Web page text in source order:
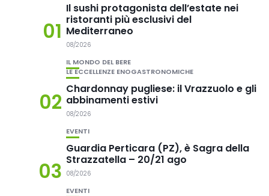
01
Il sushi protagonista dell’estate nei
ristoranti più esclusivi del
Mediterraneo
08/2026
02
IL MONDO DEL BERE
LE ECCELLENZE ENOGASTRONOMICHE
Chardonnay pugliese: il Vrazzuolo e gli
abbinamenti estivi
08/2026
03
EVENTI
Guardia Perticara (PZ), è Sagra della
Strazzatella – 20/21 ago
08/2026
EVENTI